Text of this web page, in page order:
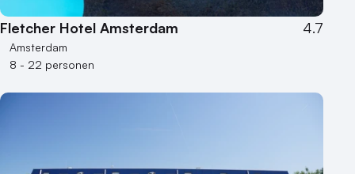
Fletcher Hotel Amsterdam 4.7
Amsterdam
8 - 22 personen